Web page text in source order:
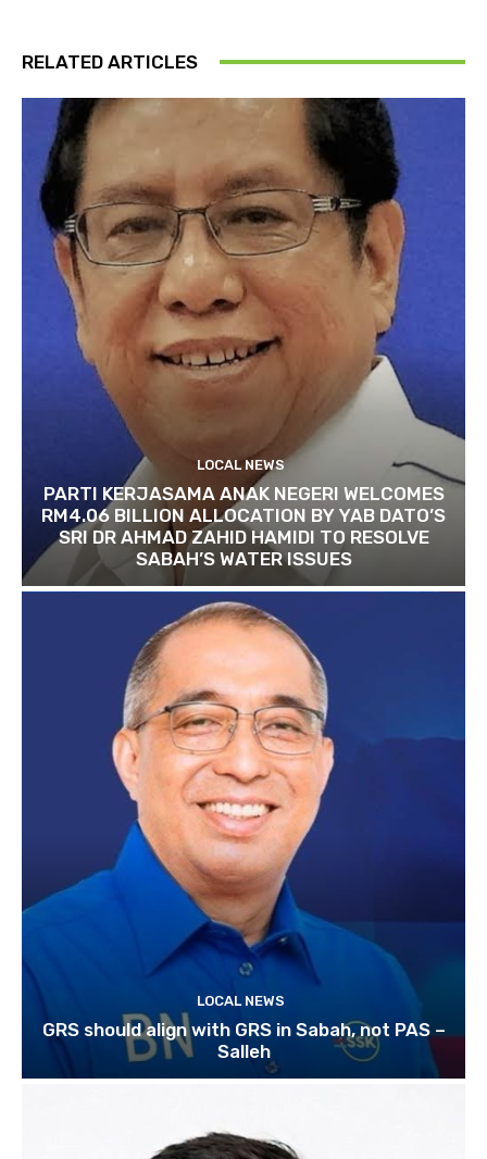
RELATED ARTICLES
LOCAL NEWS
PARTI KERJASAMA ANAK NEGERI WELCOMES
RM4.06 BILLION ALLOCATION BY YAB DATO’S
SRI DR AHMAD ZAHID HAMIDI TO RESOLVE
SABAH’S WATER ISSUES
LOCAL NEWS
GRS should align with GRS in Sabah, not PAS –
Salleh